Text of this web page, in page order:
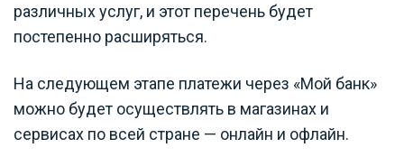
различных услуг, и этот перечень будет
постепенно расширяться.
На следующем этапе платежи через «Мой банк»
можно будет осуществлять в магазинах и
сервисах по всей стране — онлайн и офлайн.